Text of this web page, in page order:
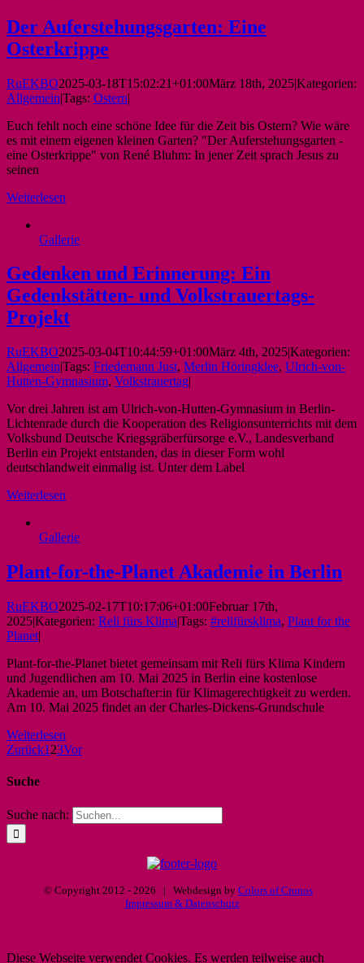
Der Auferstehungsgarten: Eine
Osterkrippe
RuEKBO2025-03-18T15:02:21+01:00März 18th, 2025|Kategorien:
Allgemein|Tags: Ostern|
Euch fehlt noch eine schöne Idee für die Zeit bis Ostern? Wie wäre
es mit einem eigenen kleinen Garten? "Der Auferstehungsgarten -
eine Osterkrippe" von René Bluhm: In jener Zeit sprach Jesus zu
seinen
Weiterlesen
Gallerie
Gedenken und Erinnerung: Ein
Gedenkstätten- und Volkstrauertags-
Projekt
RuEKBO2025-03-04T10:44:59+01:00März 4th, 2025|Kategorien:
Allgemein|Tags: Friedemann Just, Merlin Höringklee, Ulrich-von-
Hutten-Gymnasium, Volkstrauertag|
Vor drei Jahren ist am Ulrich-von-Hutten-Gymnasium in Berlin-
Lichtenrade durch die Kooperation des Religionsunterrichts mit dem
Volksbund Deutsche Kriegsgräberfürsorge e.V., Landesverband
Berlin ein Projekt entstanden, das in dieser Form wohl
deutschlandweit einmalig ist. Unter dem Label
Weiterlesen
Gallerie
Plant-for-the-Planet Akademie in Berlin
RuEKBO2025-02-17T10:17:06+01:00Februar 17th,
2025|Kategorien: Reli fürs Klima|Tags: #relifürsklima, Plant for the
Planet|
Plant-for-the-Planet bietet gemeinsam mit Reli fürs Klima Kindern
und Jugendlichen am 10. Mai 2025 in Berlin eine kostenlose
Akademie an, um Botschafter:in für Klimagerechtigkeit zu werden.
Am 10. Mai 2025 findet an der Charles-Dickens-Grundschule
Weiterlesen
Zurück1 23Vor
Suche
Suche nach:
© Copyright 2012 - 2026 | Webdesign by Colors of Cronos
Impressum & Datenschutz
Diese Webseite verwendet Cookies. Es werden teilweise auch